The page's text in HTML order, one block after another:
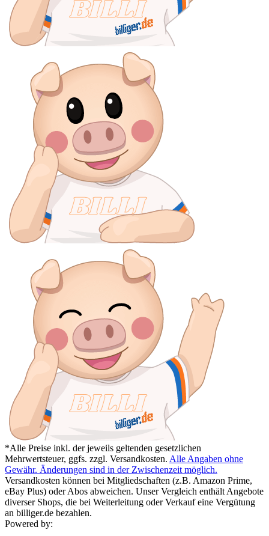
*Alle Preise inkl. der jeweils geltenden gesetzlichen
Mehrwertsteuer, ggfs. zzgl. Versandkosten. Alle Angaben ohne
Gewähr. Änderungen sind in der Zwischenzeit möglich.
Versandkosten können bei Mitgliedschaften (z.B. Amazon Prime,
eBay Plus) oder Abos abweichen. Unser Vergleich enthält Angebote
diverser Shops, die bei Weiterleitung oder Verkauf eine Vergütung
an billiger.de bezahlen.
Powered by: